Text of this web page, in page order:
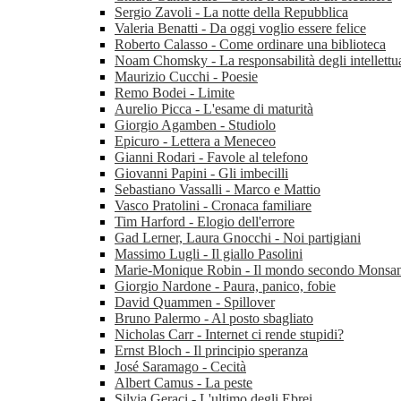
Sergio Zavoli - La notte della Repubblica
Valeria Benatti - Da oggi voglio essere felice
Roberto Calasso - Come ordinare una biblioteca
Noam Chomsky - La responsabilità degli
Maurizio Cucchi - Poesie
Remo Bodei - Limite
Aurelio Picca - L'esame di maturità
Giorgio Agamben - Studiolo
Epicuro - Lettera a Meneceo
Gianni Rodari - Favole al telefono
Giovanni Papini - Gli imbecilli
Sebastiano Vassalli - Marco e Mattio
Vasco Pratolini - Cronaca familiare
Tim Harford - Elogio dell'errore
Gad Lerner, Laura Gnocchi - Noi partigiani
Massimo Lugli - Il giallo Pasolini
Marie-Monique Robin - Il mondo secondo
Giorgio Nardone - Paura, panico, fobie
David Quammen - Spillover
Bruno Palermo - Al posto sbagliato
Nicholas Carr - Internet ci rende stupidi?
Ernst Bloch - Il principio speranza
José Saramago - Cecità
Albert Camus - La peste